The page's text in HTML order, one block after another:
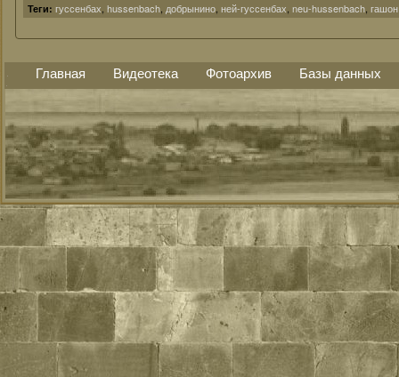
Теги: гуссенбах hussenbach добрынино ней-гуссенбах neu-hussenbach гашон
Главная Видеотека Фотоархив Базы данных